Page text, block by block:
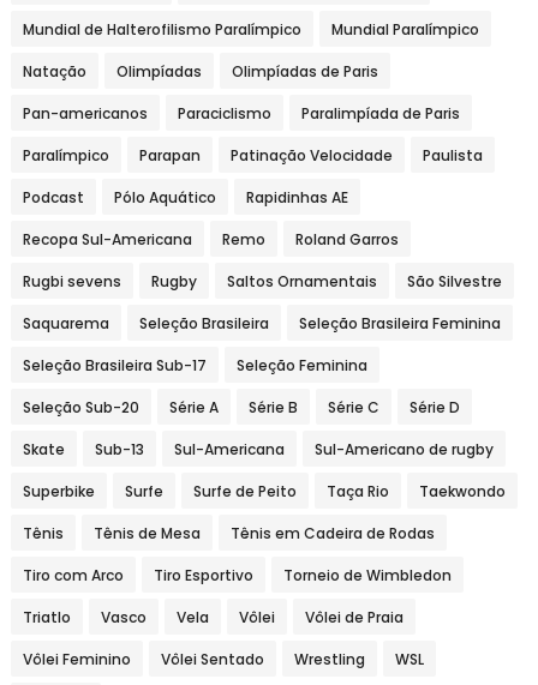
Mundial de Halterofilismo Paralímpico Mundial Paralímpico
Natação Olimpíadas Olimpíadas de Paris
Pan-americanos Paraciclismo Paralimpíada de Paris
Paralímpico Parapan Patinação Velocidade Paulista
Podcast Pólo Aquático Rapidinhas AE
Recopa Sul-Americana Remo Roland Garros
Rugbi sevens Rugby Saltos Ornamentais São Silvestre
Saquarema Seleção Brasileira Seleção Brasileira Feminina
Seleção Brasileira Sub-17 Seleção Feminina
Seleção Sub-20 Série A Série B Série C Série D
Skate Sub-13 Sul-Americana Sul-Americano de rugby
Superbike Surfe Surfe de Peito Taça Rio Taekwondo
Tênis Tênis de Mesa Tênis em Cadeira de Rodas
Tiro com Arco Tiro Esportivo Torneio de Wimbledon
Triatlo Vasco Vela Vôlei Vôlei de Praia
Vôlei Feminino Vôlei Sentado Wrestling WSL